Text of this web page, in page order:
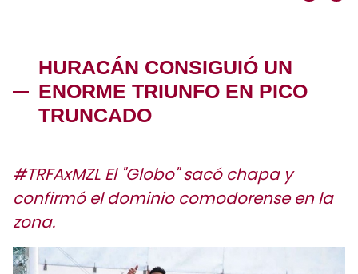
HURACÁN CONSIGUIÓ UN
ENORME TRIUNFO EN PICO
TRUNCADO
#TRFAxMZL El "Globo" sacó chapa y
confirmó el dominio comodorense en la
zona.